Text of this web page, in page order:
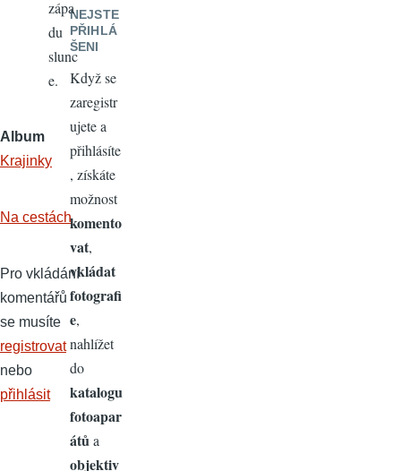
zápa
du
slunc
e.
Album
Krajinky
Na cestách
Pro vkládání
komentářů
se musíte
registrovat
nebo
přihlásit
NEJSTE
PŘIHLÁ
ŠENI
Když se
zaregistr
ujete a
přihlásíte
, získáte
možnost
komento
vat,
vkládat
fotografi
e,
nahlížet
do
katalogu
fotoapar
átů a
objektiv